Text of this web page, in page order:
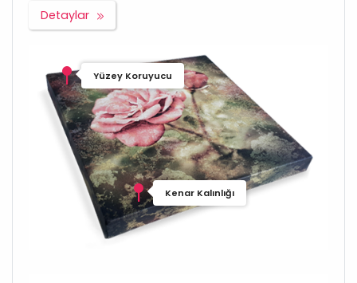
Detaylar
Yüzey Koruyucu
Kenar Kalınlığı